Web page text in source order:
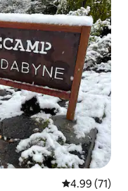
レビュー71
4.99 (71)